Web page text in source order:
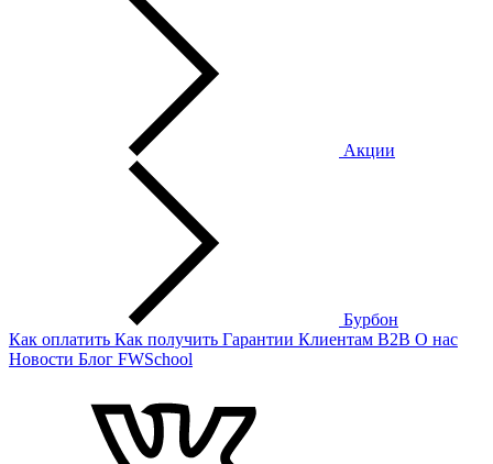
Акции
Бурбон
Как оплатить Как получить Гарантии Клиентам B2B О нас
Новости Блог FWSchool